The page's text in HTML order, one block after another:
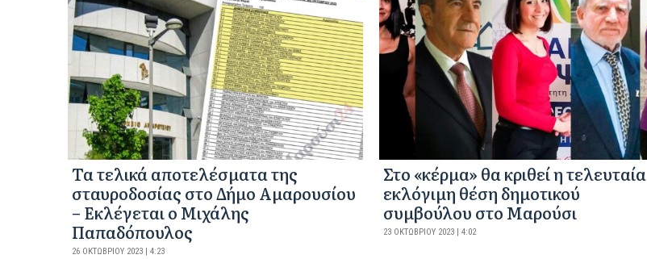
Τα τελικά αποτελέσματα της
σταυροδοσίας στο Δήμο Αμαρουσίου
– Εκλέγεται ο Μιχάλης
Παπαδόπουλος
26 ΟΚΤΩΒΡΊΟΥ 2023 | 4:23
Στο «κέρμα» θα κριθεί η τελευταία
εκλόγιμη θέση δημοτικού
συμβούλου στο Μαρούσι
23 ΟΚΤΩΒΡΊΟΥ 2023 | 4:02